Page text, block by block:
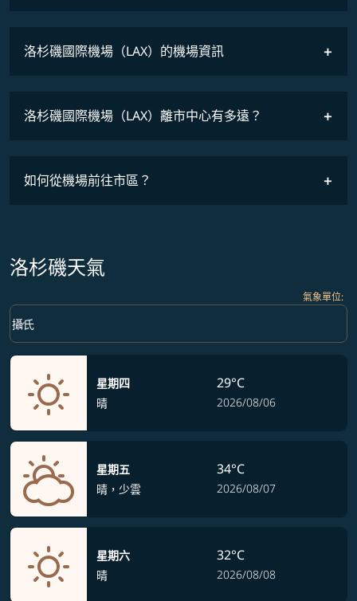
洛杉磯國際機場（LAX）的機場資訊
洛杉磯國際機場（LAX）離市中心有多遠？
如何從機場前往市區？
洛杉磯天氣
氣象單位:
Weather unit option 攝氏 Selected
攝氏
keyboard_arrow_down
星期四
晴
29°C
2026/08/06
星期五
晴，少雲
34°C
2026/08/07
星期六
晴
32°C
2026/08/08